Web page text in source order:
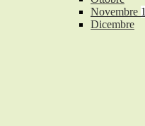
Novembre 1
Dicembre